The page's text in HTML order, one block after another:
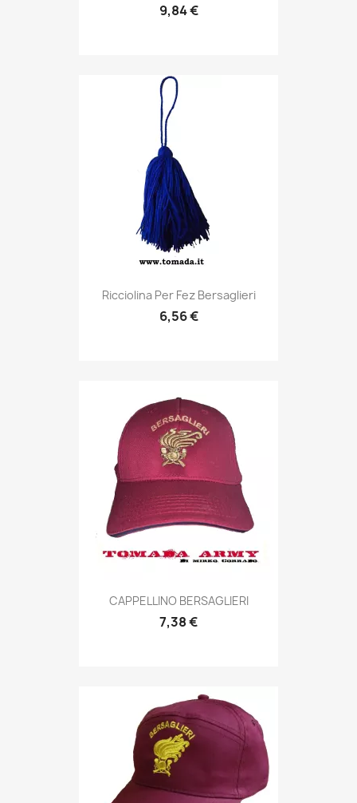
9,84 €
Anteprima
Ricciolina Per Fez Bersaglieri
6,56 €
Anteprima
CAPPELLINO BERSAGLIERI
7,38 €